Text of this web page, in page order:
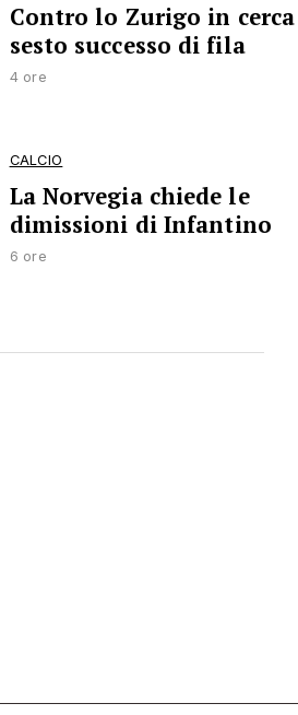
Contro lo Zurigo in
sesto successo di fila
4 ore
CALCIO
La Norvegia chiede le
dimissioni di Infantino
6 ore